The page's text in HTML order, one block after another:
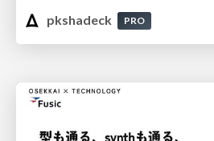
pkshadeck
PRO